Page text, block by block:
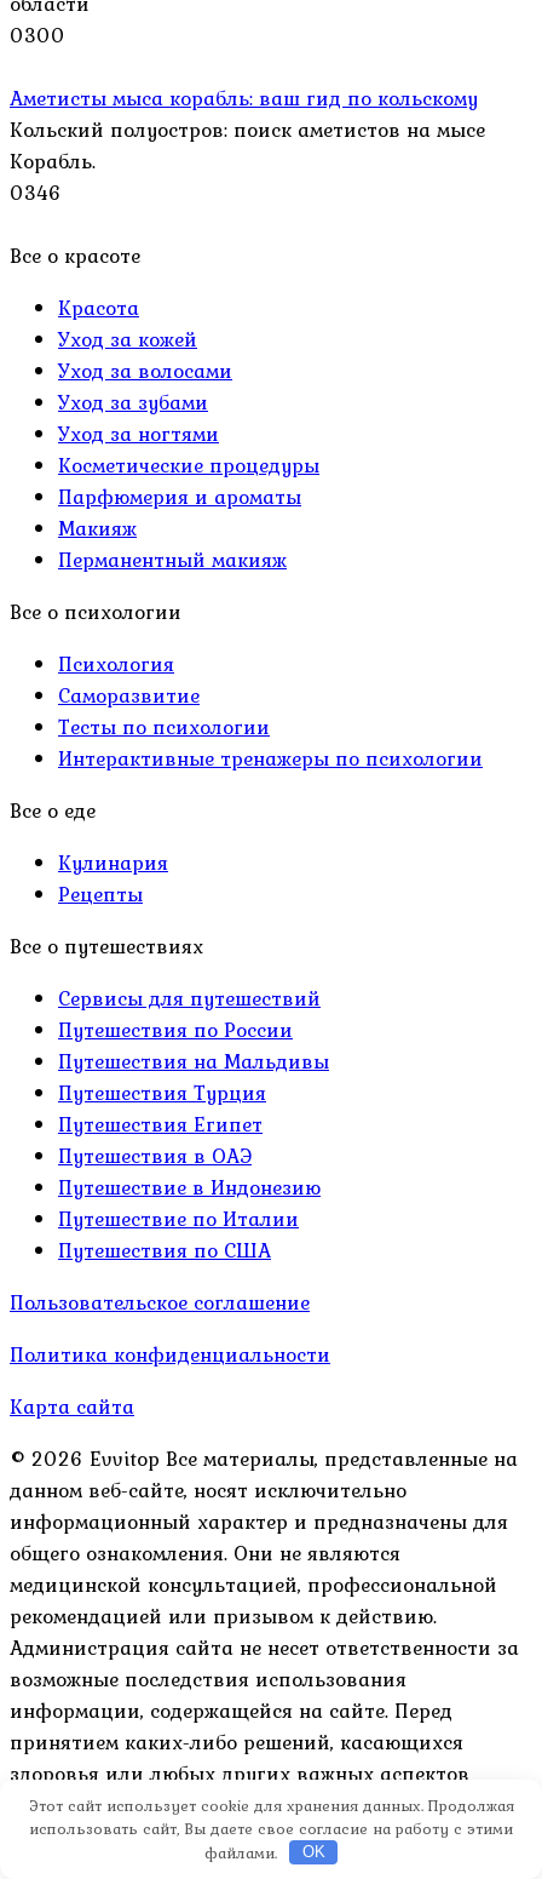
0300
Аметисты мыса корабль: ваш гид по кольскому
Кольский полуостров: поиск аметистов на мысе
Корабль.
0346
Все о красоте
Красота
Уход за кожей
Уход за волосами
Уход за зубами
Уход за ногтями
Косметические процедуры
Парфюмерия и ароматы
Макияж
Перманентный макияж
Все о психологии
Психология
Саморазвитие
Тесты по психологии
Интерактивные тренажеры по психологии
Все о еде
Кулинария
Рецепты
Все о путешествиях
Сервисы для путешествий
Путешествия по России
Путешествия на Мальдивы
Путешествия Турция
Путешествия Египет
Путешествия в ОАЭ
Путешествие в Индонезию
Путешествие по Италии
Путешествия по США
Пользовательское соглашение
Политика конфиденциальности
Карта сайта
© 2026 Evvitop Все материалы, представленные на
данном веб-сайте, носят исключительно
информационный характер и предназначены для
общего ознакомления. Они не являются
медицинской консультацией, профессиональной
рекомендацией или призывом к действию.
Администрация сайта не несет ответственности за
возможные последствия использования
информации, содержащейся на сайте. Перед
принятием каких-либо решений, касающихся
здоровья или любых других важных аспектов
жизни, настоятельно рекомендуется обратиться к
квалифицированным специалистам.
Использование материалов: Копирование статей
Этот сайт использует cookie для хранения данных. Продолжая
использовать сайт, Вы даете свое согласие на работу с этими
файлами.
OK